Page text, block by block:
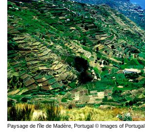
Paysage de l'île de Madère, Portugal © Images of Portugal